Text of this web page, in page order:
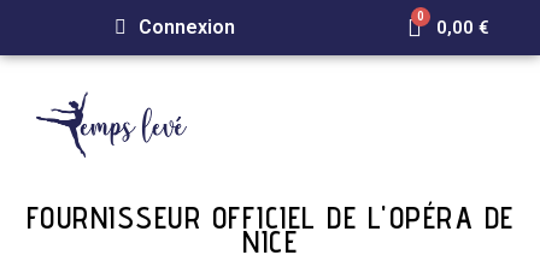
Connexion 0,00 €
FOURNISSEUR OFFICIEL DE L'OPÉRA DE
NICE